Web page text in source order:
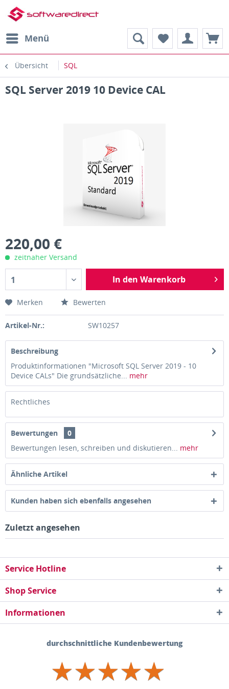
Menü
Übersicht SQL
SQL Server 2019 10 Device CAL
220,00 €
zeitnaher Versand
1 In den Warenkorb
Merken Bewerten
Artikel-Nr.: SW10257
Beschreibung
Produktinformationen "Microsoft SQL Server 2019 - 10
Device CALs" Die grundsätzliche... mehr
Rechtliches
Bewertungen
0
Bewertungen lesen, schreiben und diskutieren... mehr
Ähnliche Artikel
Kunden haben sich ebenfalls angesehen
Zuletzt angesehen
Service Hotline
Shop Service
Informationen
durchschnittliche Kundenbewertung
★★★★★
★★★★★